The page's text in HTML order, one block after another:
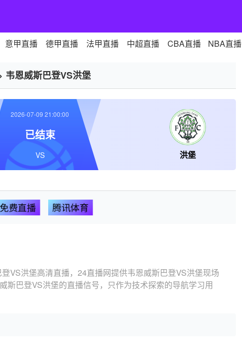
意甲直播 德甲直播 法甲直播 中超直播 CBA直播 NBA直播
韦恩威斯巴登VS洪堡
洪堡
2026-07-09 21:00:00
已结束
VS
费直播 腾讯体育
VS洪堡高清直播，24直播网提供韦恩威斯巴登VS洪堡现场
斯巴登VS洪堡的直播信号，只作为技术探索的导航学习用